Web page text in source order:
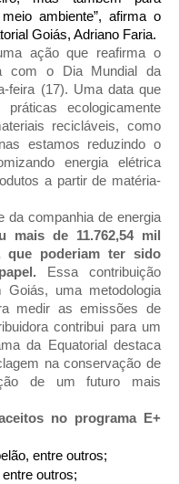
ambiente”, afirma o
Goiás, Adriano Faria.
ação que reafirma o
com o Dia Mundial da
feira (17). Uma data que
ecologicamente
recicláveis, como
estamos reduzindo o
energia elétrica
a partir de matéria-
da companhia de energia
mais de 11.762,54 mil
que poderiam ter sido
Essa contribuição
uma metodologia
medir as emissões de
contribui para um
da Equatorial destaca
na conservação de
de um futuro mais
no programa E+
entre outros;
outros;